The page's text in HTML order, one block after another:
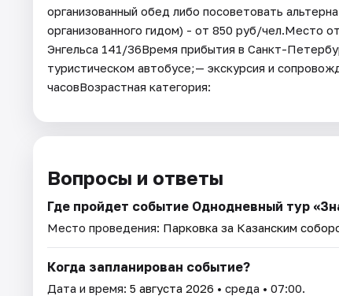
организованный обед либо посоветовать
организованного гидом) - от 850 руб/чел.Место
Энгельса 141/36Время прибытия в Санкт-
туристическом автобусе;— экскурсия и
часовВозрастная категория:
Вопросы и ответы
Где пройдет событие Однодневный тур
Место проведения: Парковка за Казанским
Когда запланирован событие?
Дата и время: 5 августа 2026 • среда • 07:00.